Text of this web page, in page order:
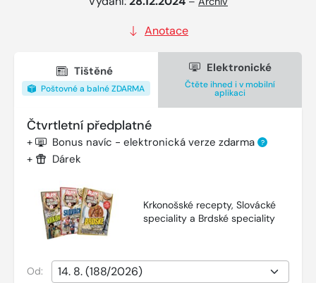
Anotace
Tištěné
Poštovné a balné ZDARMA
Elektronické
Čtěte ihned i v mobilní
aplikaci
Čtvrtletní předplatné
+ Bonus navíc - elektronická verze zdarma ?
+ Dárek
Krkonošské recepty, Slovácké
speciality a Brdské speciality
Od: